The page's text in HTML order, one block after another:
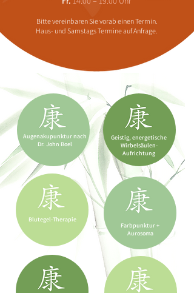
Bitte vereinbaren Sie vorab einen Termin.
Haus- und SamstagsTermine auf Anfrage.
Augenakupunktur nach
Dr. John Boel
Geistig, energetische
Wirbelsäulen-
Aufrichtung
Farbpunktur +
Aurosoma
Blutegel-Therapie